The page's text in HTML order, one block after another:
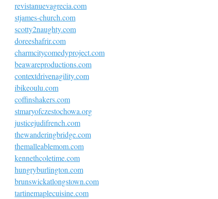
revistanuevagrecia.com
stjames-church.com
scotty2naughty.com
doreeshafrir.com
charmcitycomedyproject.com
beawareproductions.com
contextdrivenagility.com
ibikeoulu.com
coffinshakers.com
stmaryofczestochowa.org
justicejudifrench.com
thewanderingbridge.com
themalleablemom.com
kennethcoletime.com
hungryburlington.com
brunswickatlongstown.com
tartinemaplecuisine.com